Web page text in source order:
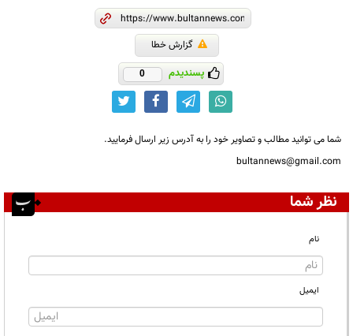
گزارش خطا
پسندیدم 0
شما می توانید مطالب و تصاویر خود را به آدرس زیر ارسال فرمایید.
bultannews@gmail.com
نظر شما
نام
ایمیل